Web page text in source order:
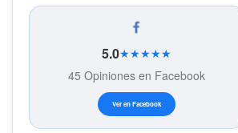
5.0★★★★★
45 Opiniones en Facebook
Ver en Facebook